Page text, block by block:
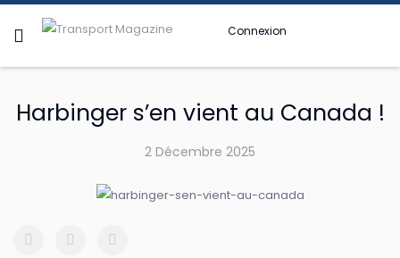
Connexion
Harbinger s’en vient au Canada !
2 Décembre 2025